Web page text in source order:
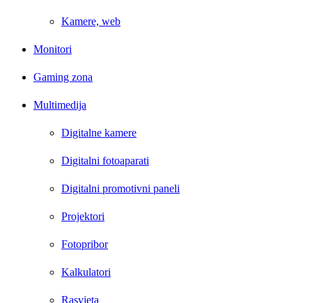
Kamere, web
Monitori
Gaming zona
Multimedija
Digitalne kamere
Digitalni fotoaparati
Digitalni promotivni paneli
Projektori
Fotopribor
Kalkulatori
Rasvjeta